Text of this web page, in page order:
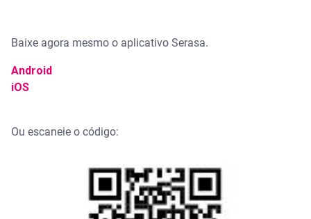
Baixe agora mesmo o aplicativo Serasa.
Android
iOS
Ou escaneie o código: